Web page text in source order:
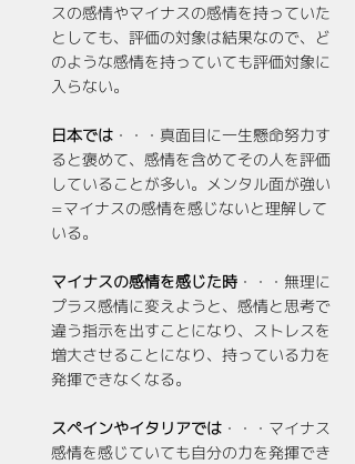
スの感情やマイナスの感情を持っていた
としても、評価の対象は結果なので、ど
のような感情を持っていても評価対象に
入らない。
日本では ・・・真面目に一生懸命努力す
ると褒めて、感情を含めてその人を評価
していることが多い。メンタル面が強い
=マイナスの感情を感じないと理解して
いる。
マイナスの感情を感じた時 ・・・無理に
プラス感情に変えようと、感情と思考で
違う指示を出すことになり、ストレスを
増大させることになり、持っている力を
発揮できなくなる。
スペインやイタリアでは ・・・マイナス
感情を感じていても自分の力を発揮でき